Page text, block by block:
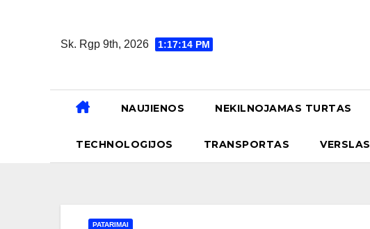
Sk. Rgp 9th, 2026 1:17:16 PM
NAUJIENOS NEKILNOJAMAS TURTAS
TECHNOLOGIJOS TRANSPORTAS VERSLAS
PATARIMAI